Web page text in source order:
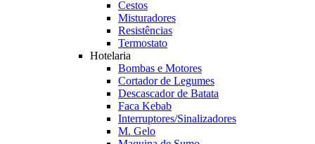
Cestos
Misturadores
Resistências
Termostato
Hotelaria
Bombas e Motores
Cortador de Legumes
Descascador de Batata
Faca Kebab
Interruptores/Sinalizadores
M. Gelo